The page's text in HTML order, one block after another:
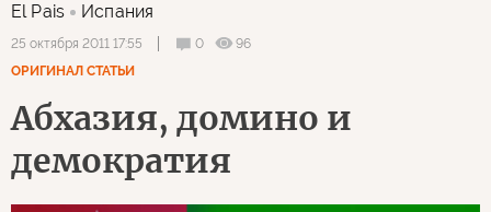
El Pais Испания
25 октября 2011 17:55 0
96
ОРИГИНАЛ СТАТЬИ
Абхазия, домино и
демократия